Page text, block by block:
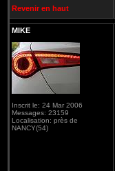
Revenir en haut
MIKE
Inscrit le: 24 Mar 2006
Messages: 23159
Localisation: près de
NANCY(54)